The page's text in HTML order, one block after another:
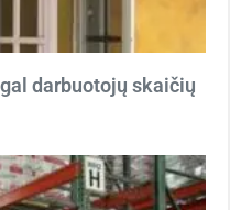
darbuotojų skaičių